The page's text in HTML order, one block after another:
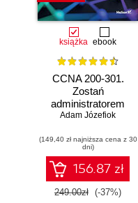
książka ebook
CCNA 200-301.
Zostań
administratorem
sieci
Cisco. Wydanie II
Adam Józefiok
(149,40 zł najniższa cena z 30
dni)
156.87 zł
249.00zł (-37%)